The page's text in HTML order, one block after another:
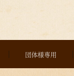
団体様専用